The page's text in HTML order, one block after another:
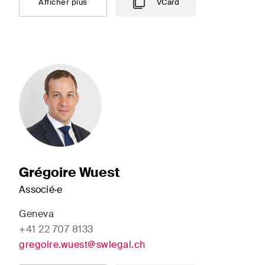
VCard
Grégoire Wuest
Associé·e
Geneva
+41 22 707 8133
gregoire.wuest@swlegal.ch